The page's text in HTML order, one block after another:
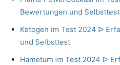
Bewertungen und Selbsttest
Ketogen im Test 2024 ᐅ
und Selbsttest
Hametum im Test 2024 ᐅ